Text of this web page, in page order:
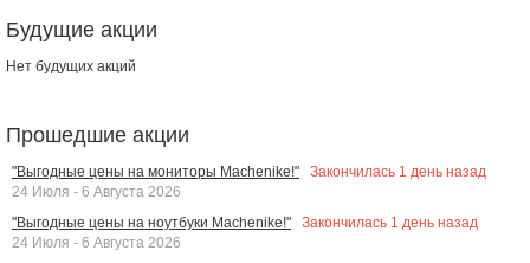
Будущие акции
Нет будущих акций
Прошедшие акции
"Выгодные цены на мониторы Machenike!" Закончилась 1 день назад
24 Июля - 6 Августа 2026
"Выгодные цены на ноутбуки Machenike!"
Закончилась 1 день назад
24 Июля - 6 Августа 2026